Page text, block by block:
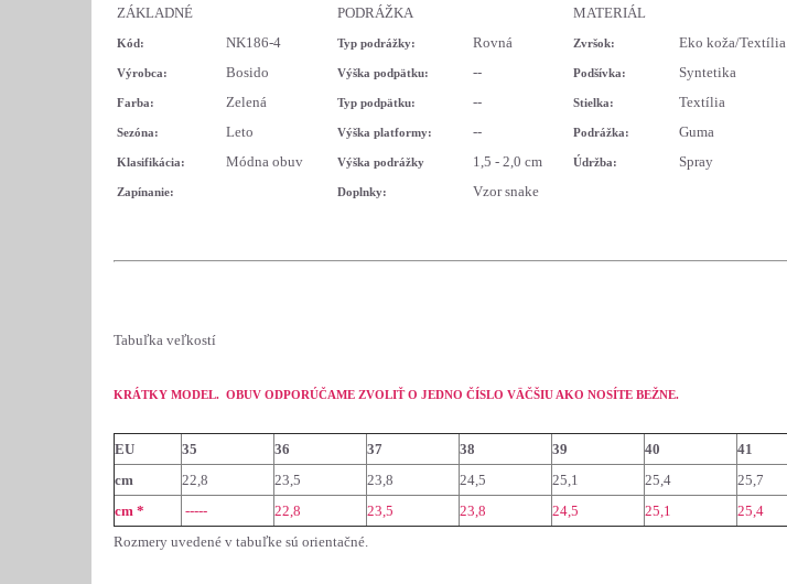
ZÁKLADNÉ PODRÁŽKA MATERIÁL
Kód: NK186-4 Typ podrážky: Rovná Zvršok: Eko koža/Textília
Výrobca: Bosido Výška podpätku: -- Podšívka: Syntetika
Farba: Zelená Typ podpätku: -- Stielka: Textília
Sezóna: Leto Výška platformy: -- Podrážka: Guma
Klasifikácia: Módna obuv Výška podrážky 1,5 - 2,0 cm Údržba: Spray
Zapínanie: Doplnky: Vzor snake
Tabuľka veľkostí
KRÁTKY MODEL. OBUV ODPORÚČAME ZVOLIŤ O JEDNO ČÍSLO VÄČŠIU AKO NOSÍTE BEŽNE.
EU 35 36 37 38 39 40
41
cm
22,8 23,5 23,8 24,5 25,1 25,4
25,7
cm *
----- 22,8 23,5 23,8 24,5 25,1
25,4
Rozmery uvedené v tabuľke sú orientačné.